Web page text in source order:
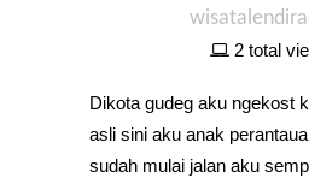
2 total
Dikota gudeg aku ngekost
asli sini aku anak
sudah mulai jalan aku